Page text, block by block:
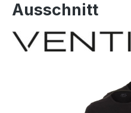
Ausschnitt
Bildergalerie überspringen